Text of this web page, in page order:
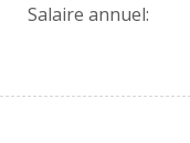
Salaire annuel: